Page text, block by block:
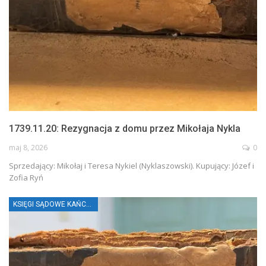
1739.11.20: Rezygnacja z domu przez Mikołaja Nykla
maj 8, 2026 0
Sprzedający: Mikołaj i Teresa Nykiel (Nyklaszowski). Kupujący: Józef i
Zofia Ryń
KSIĘGI SĄDOWE KAŃCZUGI